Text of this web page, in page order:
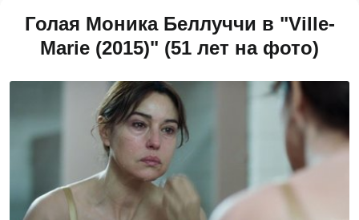
Голая Моника Беллуччи в "Ville-
Marie (2015)" (51 лет на фото)